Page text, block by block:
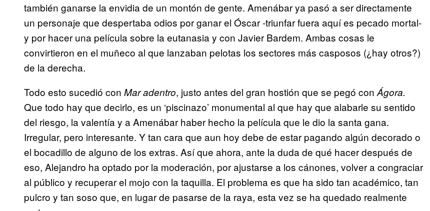
también ganarse la envidia de un montón de gente. Amenábar ya pasó a ser directamente
un personaje que despertaba odios por ganar el Óscar -triunfar fuera aquí es pecado mortal-
y por hacer una película sobre la eutanasia y con Javier Bardem. Ambas cosas le
convirtieron en el muñeco al que lanzaban pelotas los sectores más casposos (¿hay otros?)
de la derecha.
Todo esto sucedió con Mar adentro, justo antes del gran hostión que se pegó con Ágora.
Que todo hay que decirlo, es un ‘piscinazo’ monumental al que hay que alabarle su sentido
del riesgo, la valentía y a Amenábar haber hecho la película que le dio la santa gana.
Irregular, pero interesante. Y tan cara que aun hoy debe de estar pagando algún decorado o
el bocadillo de alguno de los extras. Así que ahora, ante la duda de qué hacer después de
eso, Alejandro ha optado por la moderación, por ajustarse a los cánones, volver a congraciar
al público y recuperar el mojo con la taquilla. El problema es que ha sido tan académico, tan
pulcro y tan soso que, en lugar de pasarse de la raya, esta vez se ha quedado realmente